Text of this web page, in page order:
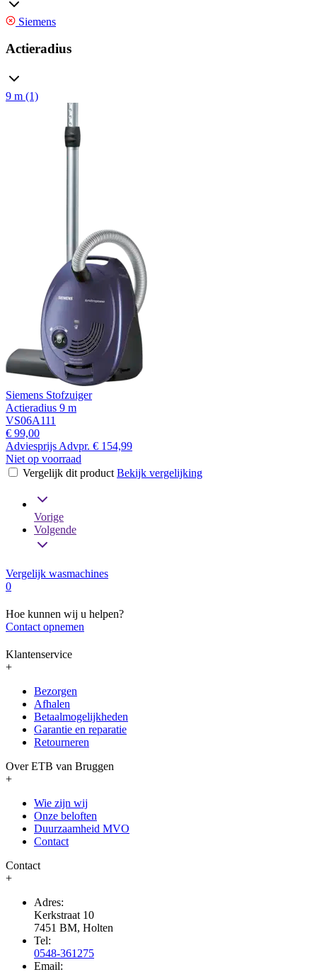
Siemens
Actieradius
9 m (1)
Siemens Stofzuiger
Actieradius 9 m
VS06A111
€ 99,00
Adviesprijs Advpr. € 154,99
Niet op voorraad
Vergelijk dit product Bekijk vergelijking
Vorige
Volgende
Vergelijk wasmachines
0
Hoe kunnen wij u helpen?
Contact opnemen
Klantenservice
+
Bezorgen
Afhalen
Betaalmogelijkheden
Garantie en reparatie
Retourneren
Over ETB van Bruggen
+
Wie zijn wij
Onze beloften
Duurzaamheid MVO
Contact
Contact
+
Adres:
Kerkstraat 10
7451 BM, Holten
Tel:
0548-361275
Email: